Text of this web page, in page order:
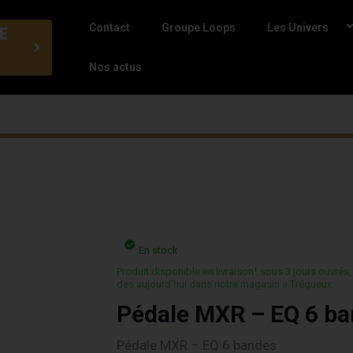
Contact Groupe Loops Les Univers
Nos actus
En stock
Produit disponible en livraison¹ sous 3 jours
des aujourd’hui dans notre magasin a Trégueux.
Pédale MXR – EQ 6
Pédale MXR – EQ 6 bandes